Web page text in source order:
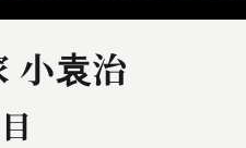
小袁治